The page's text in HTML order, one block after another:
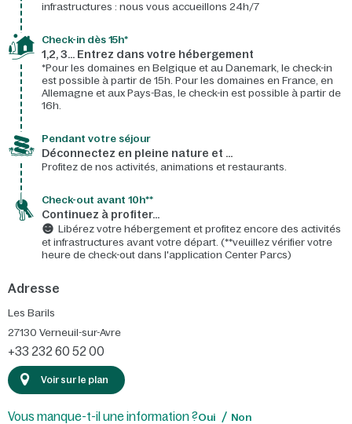
infrastructures : nous vous accueillons 24h/7​
Check-in dès 15h*​
1,2, 3… Entrez dans votre hébergement
*Pour les domaines en Belgique et au Danemark, le check-in
est possible à partir de 15h. Pour les domaines en France, en
Allemagne et aux Pays-Bas, le check-in est possible à partir de
16h.
Pendant votre séjour
Déconnectez en pleine nature et …
Profitez de nos activités, animations et restaurants.
Check-out avant 10h**
Continuez à profiter…
Libérez votre hébergement et profitez encore des activités
et infrastructures avant votre départ. (**veuillez vérifier votre
heure de check-out dans l'application Center Parcs)
Adresse
Les Barils
27130 Verneuil-sur-Avre
+33 232 60 52 00
Voir sur le plan
Vous manque-t-il une information ?Oui Non